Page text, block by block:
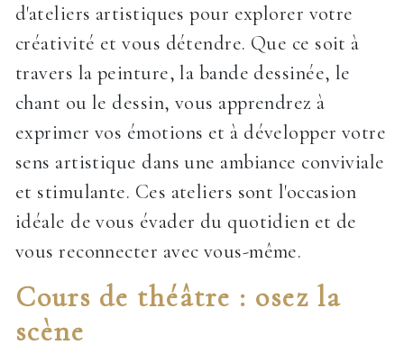
d'ateliers artistiques pour explorer votre
créativité et vous détendre. Que ce soit à
travers la peinture, la bande dessinée, le
chant ou le dessin, vous apprendrez à
exprimer vos émotions et à développer votre
sens artistique dans une ambiance conviviale
et stimulante. Ces ateliers sont l'occasion
idéale de vous évader du quotidien et de
vous reconnecter avec vous-même.
Cours de théâtre : osez la
scène